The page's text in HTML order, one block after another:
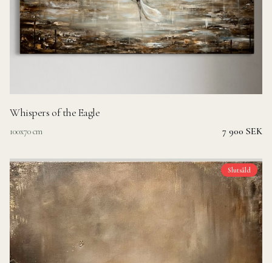
Whispers of the Eagle
100x70 cm 7 900 SEK
Slutsåld